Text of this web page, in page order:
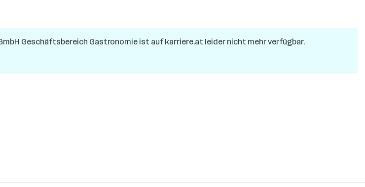
Geschäftsbereich Gastronomie ist auf karriere.at leider nicht mehr verfügbar.